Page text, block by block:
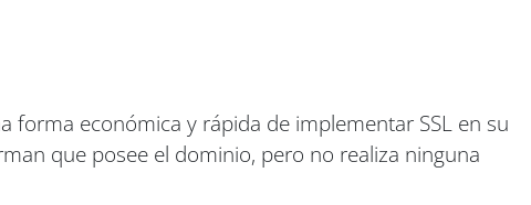
económica y rápida de implementar SSL en su
que posee el dominio, pero no realiza ninguna